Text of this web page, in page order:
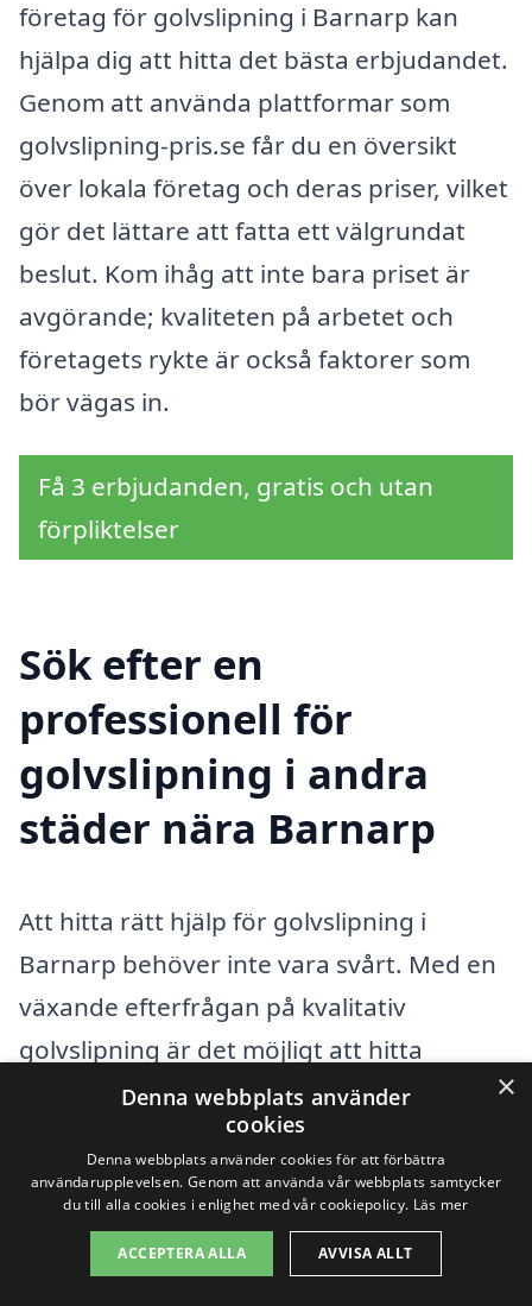
företag för golvslipning i Barnarp kan
hjälpa dig att hitta det bästa erbjudandet.
Genom att använda plattformar som
golvslipning-pris.se får du en översikt
över lokala företag och deras priser, vilket
gör det lättare att fatta ett välgrundat
beslut. Kom ihåg att inte bara priset är
avgörande; kvaliteten på arbetet och
företagets rykte är också faktorer som
bör vägas in.
Få 3 erbjudanden, gratis och utan
förpliktelser
Sök efter en
professionell för
golvslipning i andra
städer nära Barnarp
Att hitta rätt hjälp för golvslipning i
Barnarp behöver inte vara svårt. Med en
växande efterfrågan på kvalitativ
golvslipning är det möjligt att hitta
duktiga hantverkare inte bara i Barnarp,
utan även i närliggande städer.
Plattformen golvslipning-pris.se gör det
enkelt att jämföra priser och tjänster från
flera professionella företag. Om du
×
Denna webbplats använder
cookies
Denna webbplats använder cookies för att förbättra
användarupplevelsen. Genom att använda vår webbplats samtycker
du till alla cookies i enlighet med vår cookiepolicy. Läs mer
ACCEPTERA ALLA AVVISA ALLT